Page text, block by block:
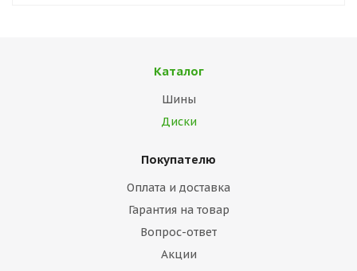
Каталог
Шины
Диски
Покупателю
Оплата и доставка
Гарантия на товар
Вопрос-ответ
Акции